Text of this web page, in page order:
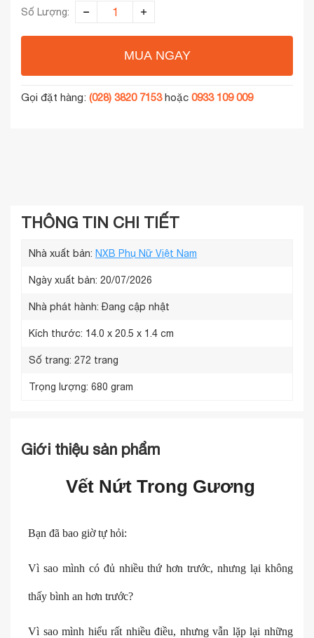
Số Lượng:
MUA NGAY
Gọi đặt hàng: (028) 3820 7153hoặc 0933 109 009
THÔNG TIN CHI TIẾT
Nhà xuất bản: NXB Phụ Nữ Việt Nam
Ngày xuất bản: 20/07/2026
Nhà phát hành:Đang cập nhật
Kích thước: 14.0 x 20.5 x 1.4 cm
Số trang: 272 trang
Trọng lượng: 680 gram
Giới thiệu sản phẩm
Vết Nứt Trong Gương
Bạn đã bao giờ tự hỏi:
Vì sao mình có đủ nhiều thứ hơn trước, nhưng lại không
thấy bình an hơn trước?
Vì sao mình hiểu rất nhiều điều, nhưng vẫn lặp lại những